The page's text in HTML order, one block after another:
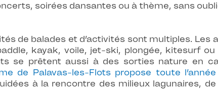
soirées dansantes ou à thème, sans
de balades et d’activités sont multiples. Les
kayak, voile, jet-ski, plongée, kitesurf
se prêtent aussi à des sorties nature en
de Palavas-les-Flots propose toute
à la rencontre des milieux lagunaires,